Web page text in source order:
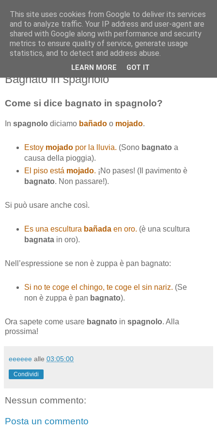
mercoledì 9 dicembre 2015
Bagnato in spagnolo
Come si dice bagnato in spagnolo?
In spagnolo diciamo bañado o mojado.
Estoy mojado por la lluvia. (Sono bagnato a
causa della pioggia).
El piso está mojado. ¡No pases! (Il pavimento è
bagnato. Non passare!).
Si può usare anche così.
Es una escultura bañada en oro. (è una scultura
bagnata in oro).
Nell’espressione se non è zuppa è pan bagnato:
Si no te coge el chingo, te coge el sin nariz. (Se
non è zuppa è pan bagnato).
Ora sapete come usare bagnato in spagnolo. Alla
prossima!
eeeeee alle 03:05:00
Condividi
Nessun commento:
Posta un commento
This site uses cookies from Google to deliver its services
and to analyze traffic. Your IP address and user-agent are
shared with Google along with performance and security
metrics to ensure quality of service, generate usage
statistics, and to detect and address abuse.
LEARN MORE GOT IT